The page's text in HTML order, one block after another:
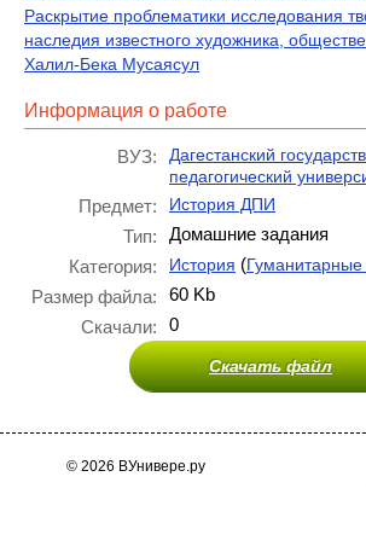
Раскрытие проблематики исследования
наследия известного художника,
Халил-Бека Мусаясул
Информация о работе
ВУЗ:
Дагестанский
педагогический
Предмет: История ДПИ
Тип:
Домашние задания
Категория:
История (
Размер файла:
60 Kb
Скачали:
0
Скачать файл
© 2026 ВУнивере.ру